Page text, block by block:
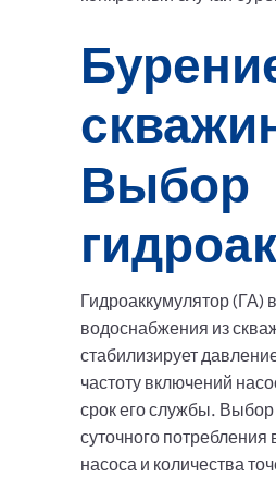
Выбор
Гидроаккумулятор (ГА)
водоснабжения из
стабилизирует
частоту включений
срок его службы. Выбор
суточного
насоса и количества